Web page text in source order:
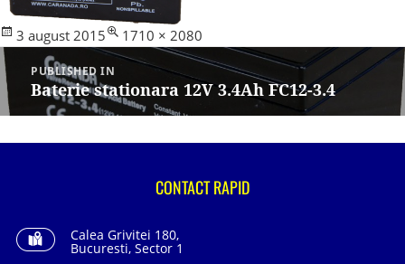
Posted
3 august 2015
Full
size
1710 × 2080
Navigare
în
articole
PUBLISHED IN
Baterie stationara 12V 3.4Ah FC12-3.4
CONTACT RAPID
Calea Grivitei 180,
Bucuresti, Sector 1